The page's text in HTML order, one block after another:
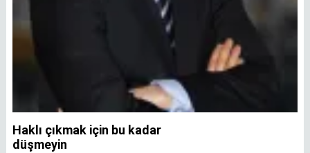
Haklı çıkmak için bu kadar
düşmeyin